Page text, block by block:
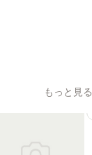
もっと見る